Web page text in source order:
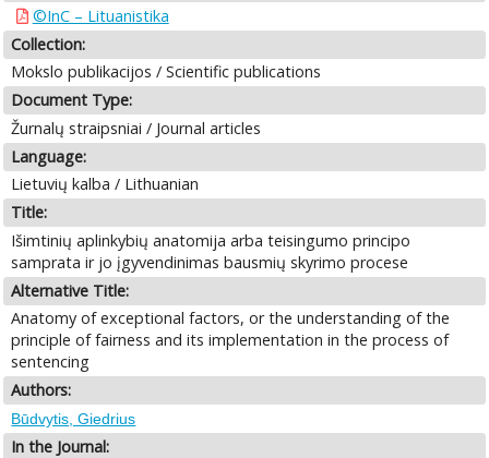
©InC – Lituanistika
Collection:
Mokslo publikacijos / Scientific publications
Document Type:
Žurnalų straipsniai / Journal articles
Language:
Lietuvių kalba / Lithuanian
Title:
Išimtinių aplinkybių anatomija arba teisingumo principo
samprata ir jo įgyvendinimas bausmių skyrimo procese
Alternative Title:
Anatomy of exceptional factors, or the understanding of the
principle of fairness and its implementation in the process of
sentencing
Authors:
Būdvytis, Giedrius
In the Journal: